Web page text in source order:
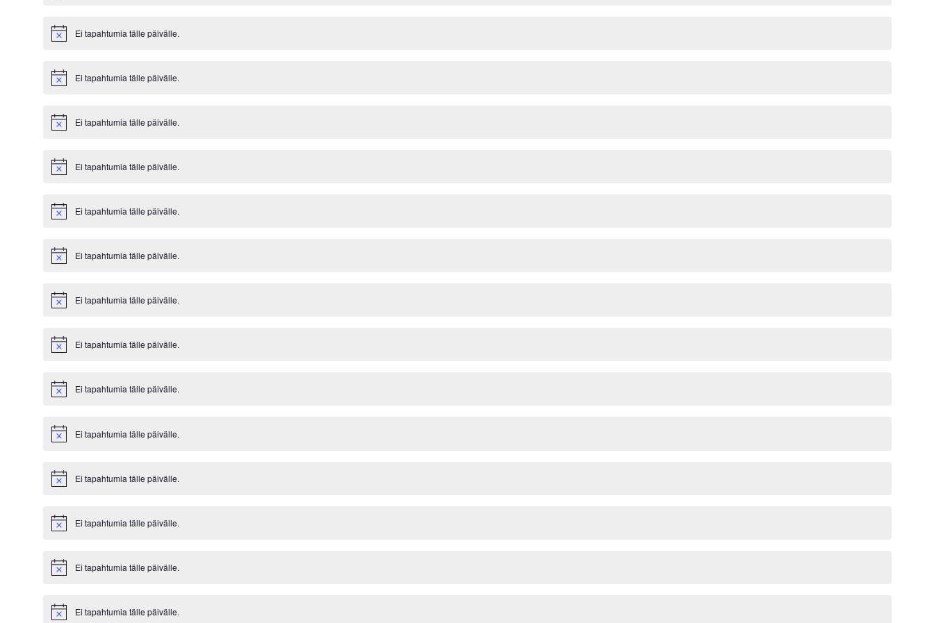
Notice Ei tapahtumia tälle päivälle.
Notice Ei tapahtumia tälle päivälle.
Notice Ei tapahtumia tälle päivälle.
Notice Ei tapahtumia tälle päivälle.
Notice Ei tapahtumia tälle päivälle.
Notice Ei tapahtumia tälle päivälle.
Notice Ei tapahtumia tälle päivälle.
Notice Ei tapahtumia tälle päivälle.
Notice Ei tapahtumia tälle päivälle.
Notice Ei tapahtumia tälle päivälle.
Notice Ei tapahtumia tälle päivälle.
Notice Ei tapahtumia tälle päivälle.
Notice Ei tapahtumia tälle päivälle.
Notice Ei tapahtumia tälle päivälle.